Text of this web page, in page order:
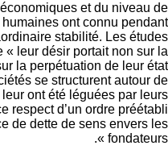
économiques et du
humaines ont connu
stabilité. Les
que « leur désir portait non
sur la perpétuation de
sociétés se structurent
leur ont été léguées par
ce respect d’un ordre
de dette de sens